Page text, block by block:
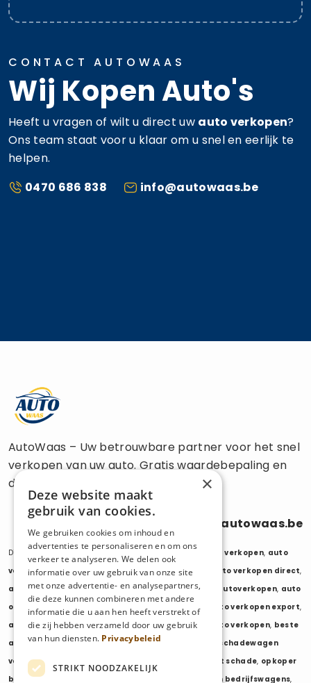
CONTACT AUTOWAAS
Wij Kopen Auto's
Heeft u vragen of wilt u direct uw auto verkopen?
Ons team staat voor u klaar om u snel en eerlijk te
helpen.
0470 686 838
info@autowaas.be
AutoWaas – Uw betrouwbare partner voor het snel
verkopen van uw auto. Gratis waardebepaling en
directe uitbetaling.
info@autowaas.be
Diensten: auto verkopen auto export verkopen, auto
verkopen export,auto verkopen zonder keuring auto verkopen direct,
auto tweedehands verkopen,mijn auto verkopen autoverkopen, auto
opkopers
opkoper auto , export auto verkopen auto verkopen export,
auto opkoper export,opkopen van auto's,oude auto verkopen, beste
auto opkoper,wij kopen auto's,wij kopen uw auto
schadewagen
verkopen
opkoper auto met schade, opkoper
bedrijfswagens
verkopen bedrijfswagens,
×
Deze website maakt
gebruik van cookies.
We gebruiken cookies om inhoud en
advertenties te personaliseren en om ons
verkeer te analyseren. We delen ook
informatie over uw gebruik van onze site
met onze advertentie- en analysepartners,
die deze kunnen combineren met andere
informatie die u aan hen heeft verstrekt of
die zij hebben verzameld door uw gebruik
van hun diensten. Privacybeleid
STRIKT NOODZAKELIJK